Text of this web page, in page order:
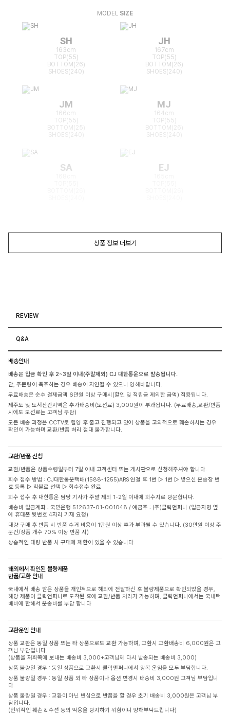
MODEL SIZE
SH
163cm
TOP(55)
BOTTOM(26)
SHOES(240)
JH
167cm
TOP(55)
BOTTOM(26)
SHOES(240)
JM
166cm
TOP(55)
BOTTOM(25)
MJ
164cm
TOP(55)
BOTTOM(26)
SA EJ
상품 정보 더보기
REVIEW
Q&A
배송안내
배송은 입금 확인 후 2~3일 이내(주말제외) CJ 대한통운으로 발송됩니다.
단, 주문량이 폭주하는 경우 배송이 지연될 수 있으니 양해바랍니다.
무료배송은 순수 결제금액 6만원 이상 구매시(할인 및 적립금 제외한 금액) 적용됩니다.
제주도 및 도서산간지역은 추가배송비(도선료) 3,000원이 부과됩니다. (무료배송,교환/반품
시에도 도선료는 고객님 부담)
모든 배송 과정은 CCTV로 촬영 후 출고 진행되고 있어 상품을 고의적으로 훼손하시는 경우
확인이 가능하며 교환/반품 처리 절대 불가합니다.
교환/반품 신청
교환/반품은 상품수령일부터 7일 이내 고객센터 또는 게시판으로 신청해주셔야 합니다.
회수 접수 방법 : CJ대한통운택배(1588-1255)ARS 연결 후 1번 ▷ 1번 ▷ 받으신 운송장 번
호 등록 ▷ 착불로 선택 ▷ 회수접수 완료
회수 접수 후 대한통운 담당 기사가 주말 제외 1-2일 이내에 회수지로 방문합니다.
배송비 입금계좌 : 국민은행 512637-01-001048 / 예금주 : (주)클릭앤퍼니 (입금자명 옆
에 휴대폰 뒷번호 4자리 기재 요청)
대량 구매 후 반품 시 반품 수거 비용이 1만원 이상 추가 부과될 수 있습니다. (30만원 이상 주
문건/상품 개수 70% 이상 반품 시)
상습적인 대량 반품 시 구매에 제한이 있을 수 있습니다.
해외에서 확인된 불량제품
반품/교환 안내
국내에서 배송 받은 상품을 개인적으로 해외에 전달하신 후 불량제품으로 확인되었을 경우,
해당 제품이 클릭앤퍼니로 도착된 후에 교환/반품 처리가 가능하며, 클릭앤퍼니에서는 국내택
배비에 한해서 운송비를 부담 합니다
교환운임 안내
상품 교환은 동일 상품 또는 타 상품으로도 교환 가능하며, 교환시 교환배송비 6,000원은 고
객님 부담입니다.
(상품을 저희쪽에 보내는 배송비 3,000+고객님께 다시 발송되는 배송비 3,000)
상품 불량일 경우 : 동일 상품으로 교환시 클릭앤퍼니에서 왕복 운임을 모두 부담합니다.
상품 불량일 경우 : 동일 상품 외 타 상품이나 옵션 변경시 배송비 3,000원 고객님 부담입니
다.
상품 불량일 경우 : 교환이 아닌 변심으로 반품을 할 경우 초기 배송비 3,000원은 고객님 부
담입니다.
(인위적인 훼손 & 수선 등의 악용을 방지하기 위함이니 양해부탁드립니다)